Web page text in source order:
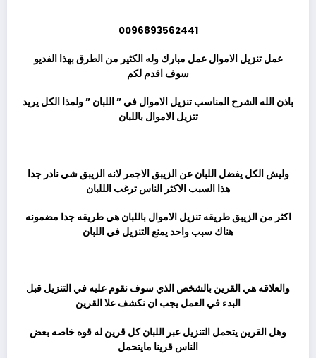
0096893562441
عمل تنزيل الاموال عمل مبارك وله الكثير من الطرق بهذا الفديو
سوف اقدم لكم
باذن الله الشرح المناسب تنزيل الاموال في ” اللبان ” ولمذا الكل يريد
تتزيل الاموال باللبان
وليش الكل يفضل اللبان عن الزيبق الاجمر لانه الزيبق شي نادر جدا
هذا السبب الاكثر الناس ترغب الللبان
اكثر من الزيبق طريقه تنزيل الاموال باللبان هي طريقه جدا مضمونه
هناك سبب واحد يمنع التنزيل في اللبان
والعلاقه هي القرين بالشخص الذي سوف نقوم عليه في التنزيل قبل
البدء في العمل يجب ان نكشف علا القرين
وهل القرين يتحمل التنزيل عبر اللبان كل قرين له قوه خاصه بعض
الناس قرينا مايتحمل